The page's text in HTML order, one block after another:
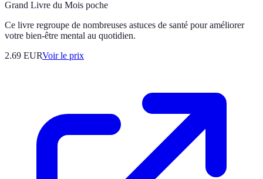
Grand Livre du Mois poche
Ce livre regroupe de nombreuses astuces de santé pour améliorer
votre bien-être mental au quotidien.
2.69 EURVoir le prix